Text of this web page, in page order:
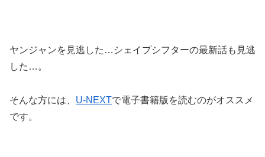
ヤンジャンを見逃した…シェイプシフターの最新話も見逃
した…。
そんな方には、 U-NEXTで電子書籍版を読むのがオススメ
です。